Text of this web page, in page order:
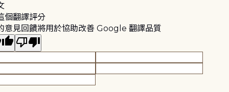
個翻譯評分
意見回饋將用於協助改善 Google 翻譯品質